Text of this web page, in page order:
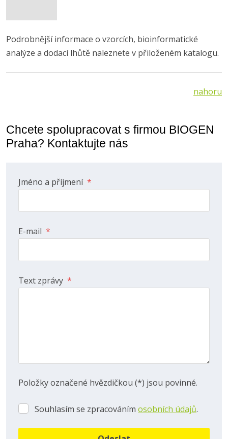
Podrobnější informace o vzorcích, bioinformatické
analýze a dodací lhůtě naleznete v přiloženém katalogu.
nahoru
Chcete spolupracovat s firmou BIOGEN
Praha? Kontaktujte nás
Jméno a příjmení *
E-mail *
Text zprávy *
Položky označené hvězdičkou (*) jsou povinné.
Souhlasím
zpracováním
Souhlasím se zpracováním osobních údajů.